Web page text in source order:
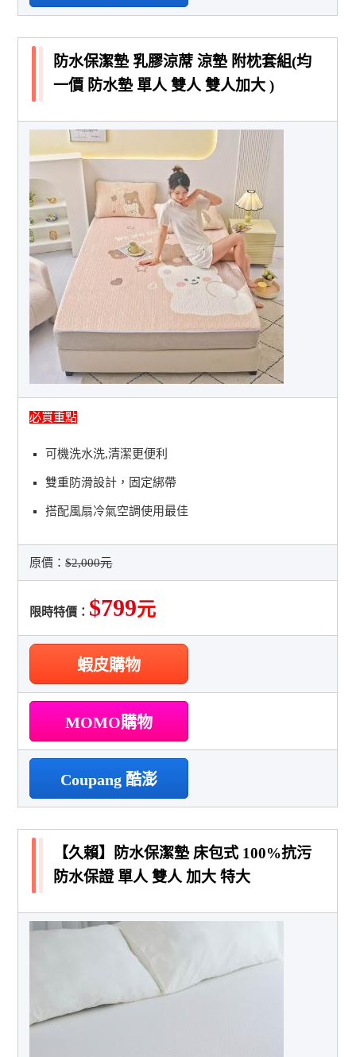
防水保潔墊 乳膠涼蓆 涼墊 附枕套組(均
一價 防水墊 單人 雙人 雙人加大 )
必買重點
可機洗水洗,清潔更便利
雙重防滑設計，固定綁帶
搭配風扇冷氣空調使用最佳
原價：$2,000元
限時特價： $799元
蝦皮購物
MOMO購物
Coupang 酷澎
【久賴】防水保潔墊 床包式 100%抗污
防水保證 單人 雙人 加大 特大